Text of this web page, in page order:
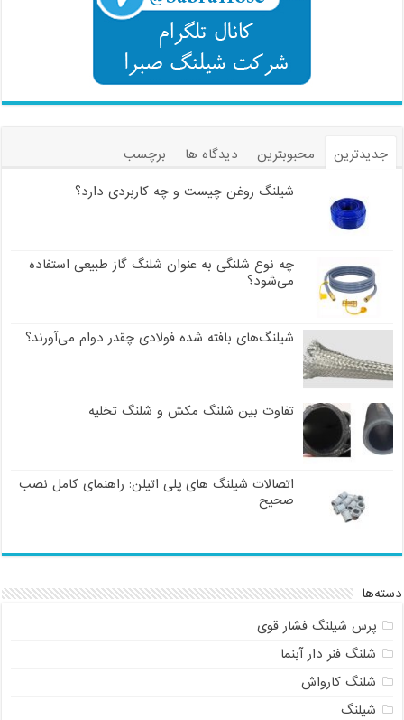
جدیدترین محبوبترین دیدگاه ها
برچسب
شیلنگ روغن چیست و چه کاربردی دارد؟
چه نوع شلنگی به عنوان شلنگ گاز طبیعی استفاده
می‌شود؟
شیلنگ‌های بافته شده فولادی چقدر دوام می‌آورند؟
تفاوت بین شلنگ مکش و شلنگ تخلیه
اتصالات شیلنگ های پلی اتیلن: راهنمای کامل نصب
صحیح
دسته‌ها
پرس شیلنگ فشار قوی
شلنگ فنر دار آبنما
شلنگ کارواش
شیلنگ